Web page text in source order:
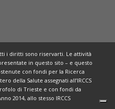
i diritti sono riservarti. Le attività
in questo sito – e questo
con fondi per la Ricerca
della Salute assegnati all’IRCCS
di Trieste e con fondi da
2014, allo stesso IRCCS